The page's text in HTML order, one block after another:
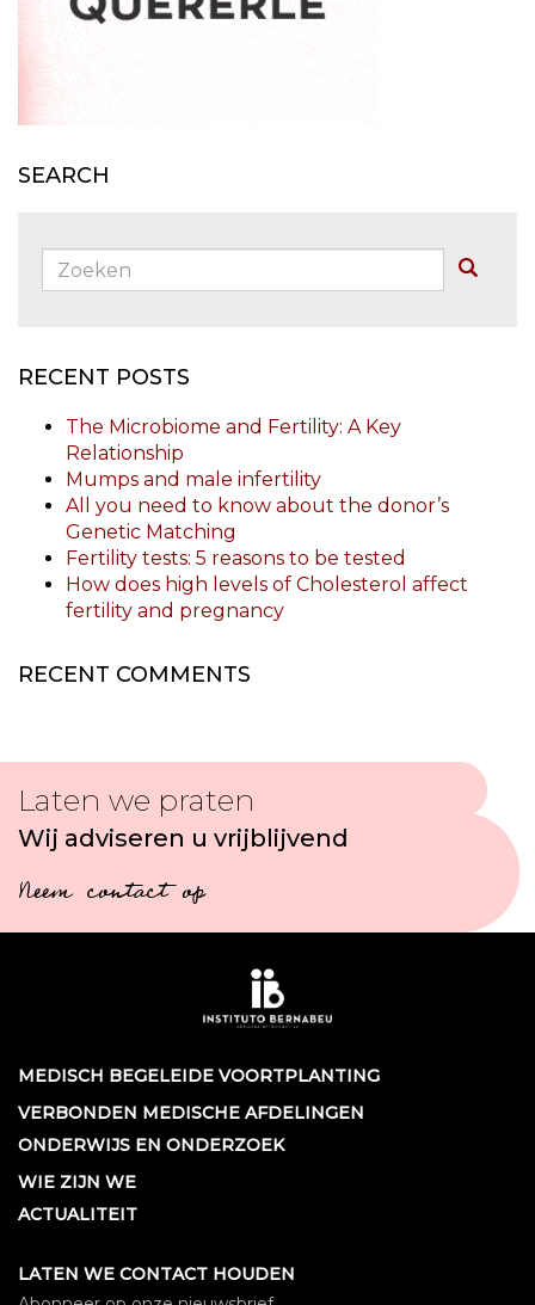
SEARCH
Zoeken:
RECENT POSTS
The Microbiome and Fertility: A Key
Relationship
Mumps and male infertility
All you need to know about the donor’s
Genetic Matching
Fertility tests: 5 reasons to be tested
How does high levels of Cholesterol affect
fertility and pregnancy
RECENT COMMENTS
Laten we praten
Wij adviseren u vrijblijvend
Neem contact op
MEDISCH BEGELEIDE VOORTPLANTING
VERBONDEN MEDISCHE AFDELINGEN
ONDERWIJS EN ONDERZOEK
WIE ZIJN WE
ACTUALITEIT
LATEN WE CONTACT HOUDEN